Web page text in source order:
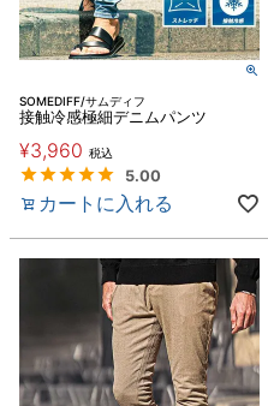
SOMEDIFF/サムディフ
接触冷感極細デニムパンツ
¥3,960 税込
5.00
カートに入れる